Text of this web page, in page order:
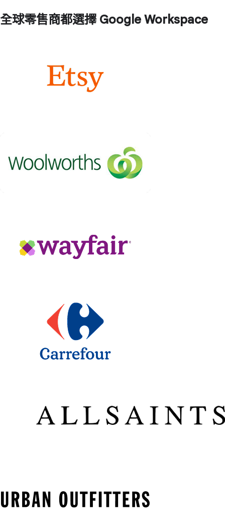
全球零售商都選擇 Google Workspace